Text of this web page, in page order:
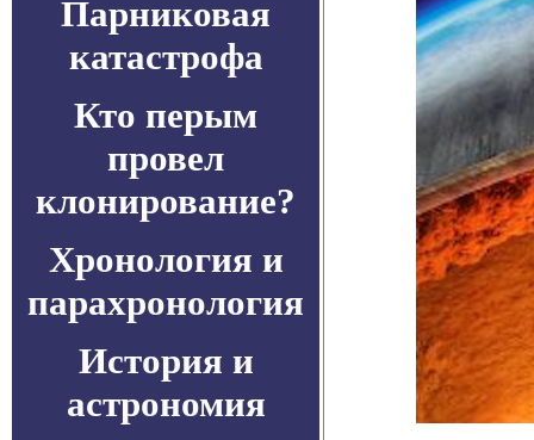
Парниковая
катастрофа
Кто перым
провел
клонирование?
Хронология и
парахронология
История и
астрономия